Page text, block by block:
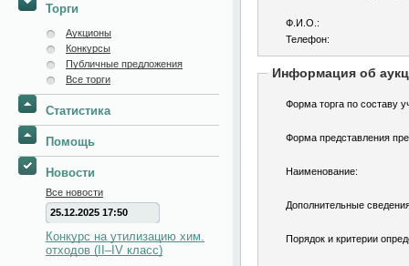
Торги
Аукционы
Конкурсы
Публичные предложения
Все торги
Статистика
Помощь
Новости
Все новости
25.12.2025 17:50
Конкурс на утилизацию хим.
отходов (II–IV класс)
Ф.И.О.:
Телефон:
Информация об
Форма торга по составу
Форма представления
Наименование:
Дополнительные
Порядок и критерии